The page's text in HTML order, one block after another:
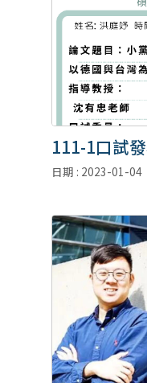
111-1口試
日期 : 2023-01-04